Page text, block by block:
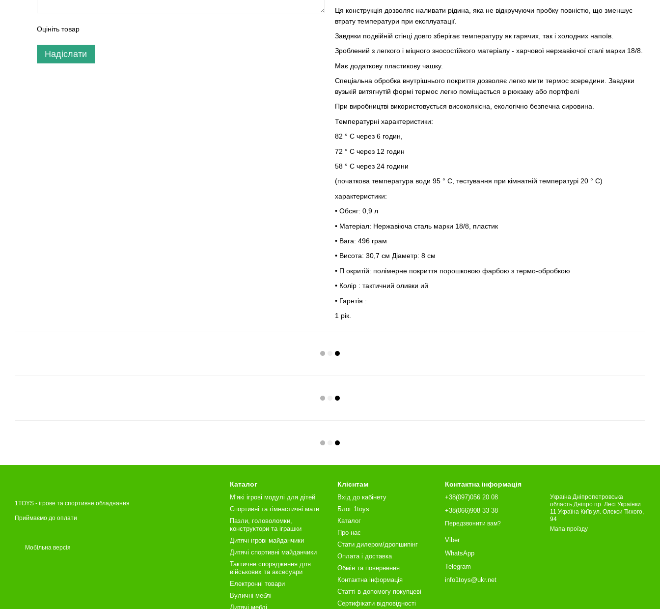
Оцініть товар
Надіслати
Ця конструкція дозволяє наливати рідина, яка не відкручуючи пробку повністю, що зменшує
втрату температури при експлуатації.
Завдяки подвійній стінці довго зберігає температуру як гарячих, так і холодних напоїв.
Зроблений з легкого і міцного зносостійкого матеріалу - харчової нержавіючої сталі марки 18/8.
Має додаткову пластикову чашку.
Спеціальна обробка внутрішнього покриття дозволяє легко мити термос зсередини. Завдяки
вузькій витягнутій формі термос легко поміщається в рюкзаку або портфелі
При виробництві використовується високоякісна, екологічно безпечна сировина.
Температурні характеристики:
82 ° С через 6 годин,
72 ° С через 12 годин
58 ° С через 24 години
(початкова температура води 95 ° C, тестування при кімнатній температурі 20 ° C)
характеристики:
• Обсяг: 0,9 л
• Матеріал: Нержавіюча сталь марки 18/8, пластик
• Вага: 496 грам
• Висота: 30,7 см Діаметр: 8 см
• П окритій: полімерне покриття порошковою фарбою з термо-обробкою
• Колір : тактичний оливки ий
• Гарнтія :
1 рік.
1TOYS - ігрове та спортивне обладнання
Приймаємо до оплати
Мобільна версія
Каталог
М‘які ігрові модулі для дітей
Спортивні та гімнастичні мати
Пазли, головоломки,
конструктори та іграшки
Дитячі ігрові майданчики
Дитячі спортивні майданчики
Тактичне спорядження для
військових та аксесуари
Електронні товари
Вуличні меблі
Дитячі меблі
Клієнтам
Вхід до кабінету
Блог 1toys
Каталог
Про нас
Стати дилером/дропшипінг
Оплата і доставка
Обмін та повернення
Контактна інформація
Статті в допомогу покупцеві
Сертифікати відповідності
Контактна інформація
+38(097)056 20 08
+38(066)908 33 38
Передзвонити вам?
Viber
WhatsApp
Telegram
info1toys@ukr.net
Україна Дніпропетровська
область Дніпро пр. Лесі Українки
11 Україна Київ ул. Олекси Тихого,
94
Мапа проїзду